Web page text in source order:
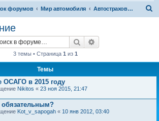
форумов Мир автомобиля Автострахование
Поиск
3 темы • Страница 1 из 1
Темы
ОСАГО в 2015 году
Nikitos « 23 ноя 2015, 21:47
Kot_v_sapogah « 10 янв 2012, 03:40